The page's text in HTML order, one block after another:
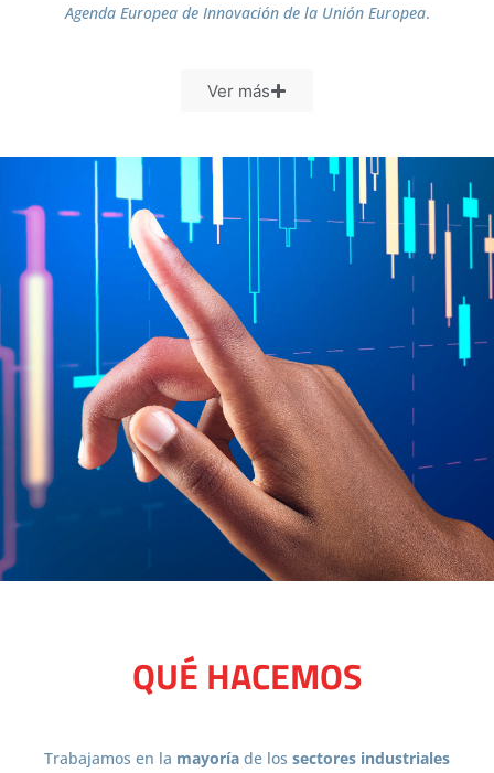
Agenda Europea de Innovación de la Unión Europea.
Ver más
QUÉ HACEMOS
Trabajamos en la mayoría de los sectores industriales